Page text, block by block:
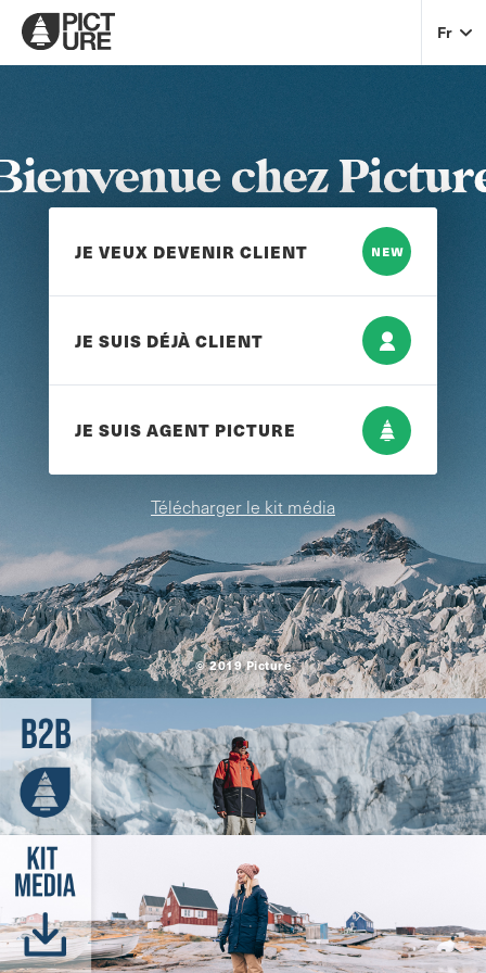
Fr
JE VEUX DEVENIR CLIENT
JE SUIS DÉJÀ CLIENT
JE SUIS AGENT PICTURE
Télécharger le kit média
© 2019 Picture